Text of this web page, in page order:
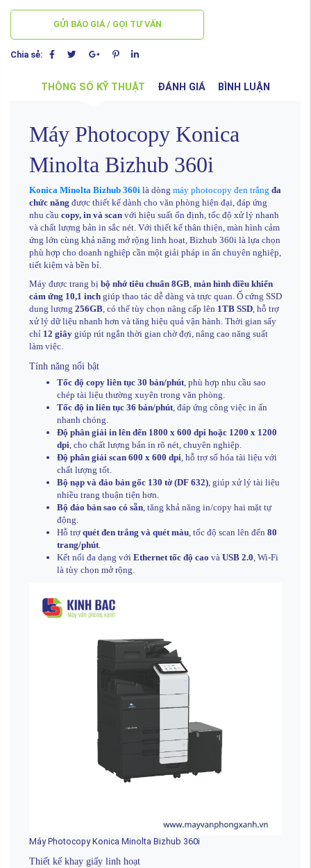
GỬI BÁO GIÁ / GỌI TƯ VẤN
Chia sẻ:
THÔNG SỐ KỸ THUẬT ĐÁNH GIÁ BÌNH LUẬN
Máy Photocopy Konica
Minolta Bizhub 360i
Konica Minolta Bizhub 360i là dòng máy photocopy đen trắng đa
chức năng được thiết kế dành cho văn phòng hiện đại, đáp ứng
nhu cầu copy, in và scan với hiệu suất ổn định, tốc độ xử lý nhanh
và chất lượng bản in sắc nét. Với thiết kế thân thiện, màn hình cảm
ứng lớn cùng khả năng mở rộng linh hoạt, Bizhub 360i là lựa chọn
phù hợp cho doanh nghiệp cần một giải pháp in ấn chuyên nghiệp,
tiết kiệm và bền bỉ.
Máy được trang bị bộ nhớ tiêu chuẩn 8GB màn hình điều khiển
cảm ứng 10,1 inch giúp thao tác dễ dàng và trực quan. Ổ cứng SSD
dung lượng 256GB , có thể tùy chọn nâng cấp lên 1TB SSD , hỗ trợ
xử lý dữ liệu nhanh hơn và tăng hiệu quả vận hành. Thời gian sấy
chỉ 12 giây giúp rút ngắn thời gian chờ đợi, nâng cao năng suất
làm việc.
Tính năng nổi bật
Tốc độ copy liên tục 30 bản/phút, phù hợp nhu cầu sao
chép tài liệu thường xuyên trong văn phòng.
Tốc độ in liên tục 36 bản/phút, đáp ứng công việc in ấn
nhanh chóng.
Độ phân giải in lên đến 1800 x 600 dpi hoặc 1200 x 1200
dpi, cho chất lượng bản in rõ nét, chuyên nghiệp.
Độ phân giải scan 600 x 600 dpi, hỗ trợ số hóa tài liệu với
chất lượng tốt.
Bộ nạp và đảo bản gốc 130 tờ (DF 632), giúp xử lý tài liệu
nhiều trang thuận tiện hơn.
Bộ đảo bản sao có sẵn, tăng khả năng in/copy hai mặt tự
động.
Hỗ trợ quét đen trắng và quét màu, tốc độ scan lên đến 80
trang/phút.
Kết nối đa dạng với Ethernet tốc độ cao và USB 2.0, Wi-Fi
là tùy chọn mở rộng.
Máy Photocopy Konica Minolta Bizhub 360i
Thiết kế khay giấy linh hoạt